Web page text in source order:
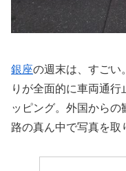
銀座の週末は、すごい
りが全面的に車両通
ッピング。外国から
路の真ん中で写真を取